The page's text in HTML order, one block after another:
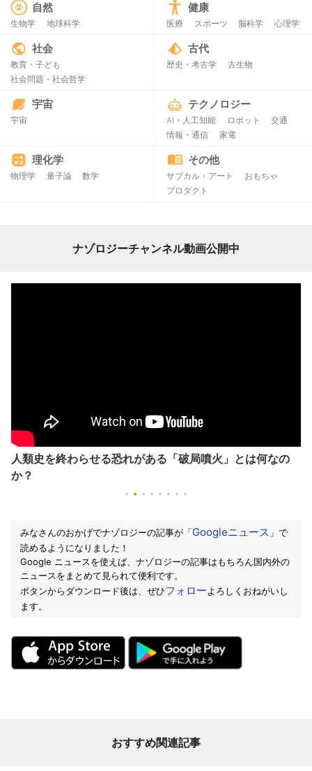
自然
生物学 地球科学
健康
医療 スポーツ 脳科学 心理学
社会
教育・子ども
社会問題・社会哲学
古代
歴史・考古学 古生物
宇宙
宇宙
テクノロジー
AI・人工知能 ロボット
交通
情報・通信
家電
理化学
物理学 量子論 数学
その他
サブカル・アート
おもちゃ
プロダクト
ナゾロジーチャンネル動画公開中
人類史を終わらせる恐れがある「破局噴火」とは何なの
か？
みなさんのおかげでナゾロジーの記事が「Googleニュース 」で
読めるようになりました！
Google ニュースを使えば、ナゾロジーの記事はもちろん国内外の
ニュースをまとめて見られて便利です。
ボタンからダウンロード後は、ぜひフォローよろしくおねがいし
ます。
おすすめ関連記事